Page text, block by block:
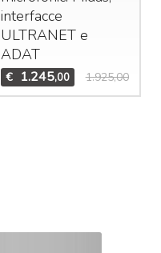
interfacce
ULTRANETe
ADAT
€ 1.245,00 1.925,00